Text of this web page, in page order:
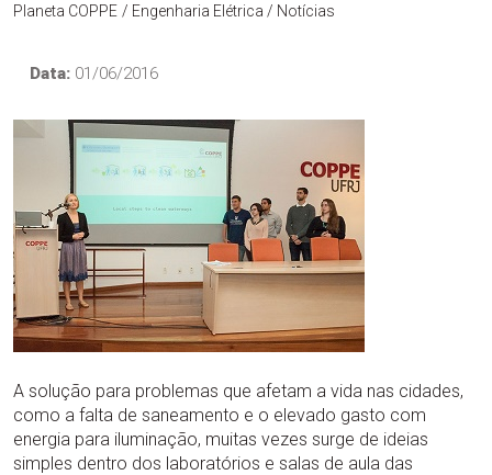
Planeta COPPE / Engenharia Elétrica / Notícias
Data: 01/06/2016
A solução para problemas que afetam a vida nas cidades,
como a falta de saneamento e o elevado gasto com
energia para iluminação, muitas vezes surge de ideias
simples dentro dos laboratórios e salas de aula das